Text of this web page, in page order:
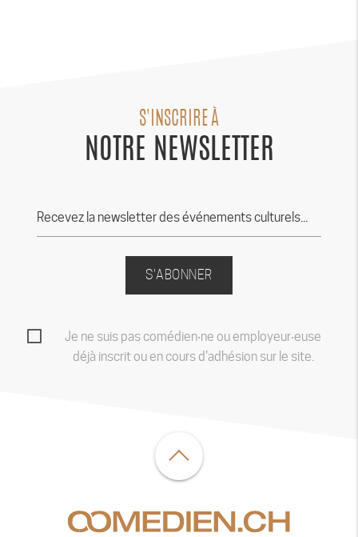
S'INSCRIRE À
NOTRE NEWSLETTER
S'ABONNER
Je ne suis pas comédien‧ne ou employeur‧euse
déjà inscrit ou en cours d'adhésion sur le site.